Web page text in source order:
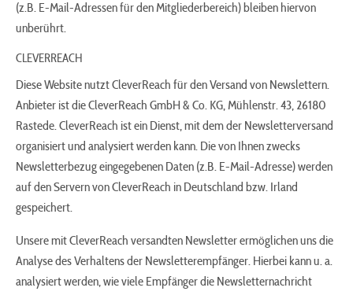
(z.B. E-Mail-Adressen für den Mitgliederbereich) bleiben hiervon
unberührt.
CLEVERREACH
Diese Website nutzt CleverReach für den Versand von Newslettern.
Anbieter ist die CleverReach GmbH & Co. KG, Mühlenstr. 43, 26180
Rastede. CleverReach ist ein Dienst, mit dem der Newsletterversand
organisiert und analysiert werden kann. Die von Ihnen zwecks
Newsletterbezug eingegebenen Daten (z.B. E-Mail-Adresse) werden
auf den Servern von CleverReach in Deutschland bzw. Irland
gespeichert.
Unsere mit CleverReach versandten Newsletter ermöglichen uns die
Analyse des Verhaltens der Newsletterempfänger. Hierbei kann u. a.
analysiert werden, wie viele Empfänger die Newsletternachricht